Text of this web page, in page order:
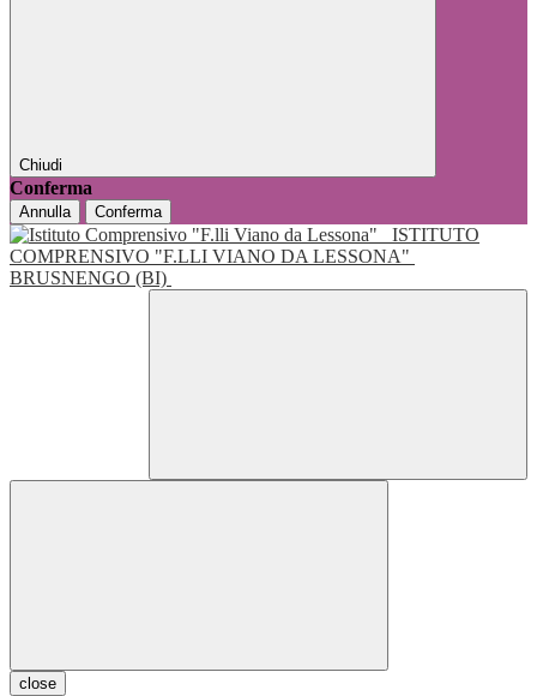
Chiudi
Conferma
Annulla Conferma
ISTITUTO
COMPRENSIVO "F.LLI VIANO DA LESSONA"
BRUSNENGO (BI)
close